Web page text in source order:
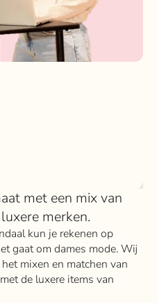
met een mix van
merken.
kun je rekenen op
gaat om dames mode. Wij
mixen en matchen van
de luxere items van